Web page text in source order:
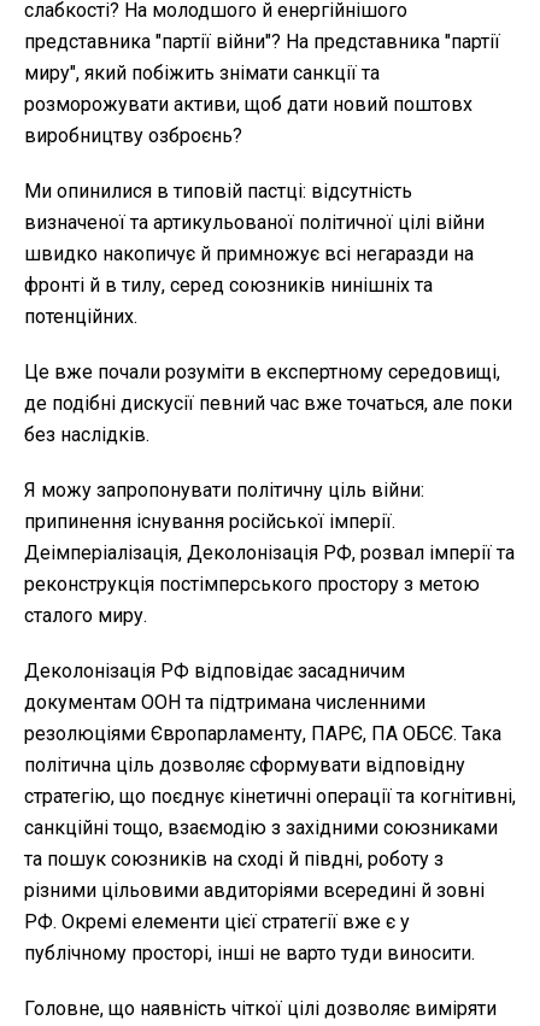
слабкості? На молодшого й енергійнішого
представника "партії війни"? На представника "партії
миру", який побіжить знімати санкції та
розморожувати активи, щоб дати новий поштовх
виробництву озброєнь?
Ми опинилися в типовій пастці: відсутність
визначеної та артикульованої політичної цілі війни
швидко накопичує й примножує всі негаразди на
фронті й в тилу, серед союзників нинішніх та
потенційних.
Це вже почали розуміти в експертному середовищі,
де подібні дискусії певний час вже точаться, але поки
без наслідків.
Я можу запропонувати політичну ціль війни:
припинення існування російської імперії.
Деімперіалізація, Деколонізація РФ, розвал імперії та
реконструкція постімперського простору з метою
сталого миру.
Деколонізація РФ відповідає засадничим
документам ООН та підтримана численними
резолюціями Європарламенту, ПАРЄ, ПА ОБСЄ. Така
політична ціль дозволяє сформувати відповідну
стратегію, що поєднує кінетичні операції та когнітивні,
санкційні тощо, взаємодію з західними союзниками
та пошук союзників на сході й півдні, роботу з
різними цільовими авдиторіями всередині й зовні
РФ. Окремі елементи цієї стратегії вже є у
публічному просторі, інші не варто туди виносити.
Головне, що наявність чіткої цілі дозволяє виміряти